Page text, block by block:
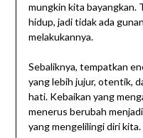
mungkin kita bayangkan.
hidup, jadi tidak ada
melakukannya.
Sebaliknya, tempatkan
yang lebih jujur, otentik,
hati. Kebaikan yang
menerus berubah
yang mengelilingi diri kita.